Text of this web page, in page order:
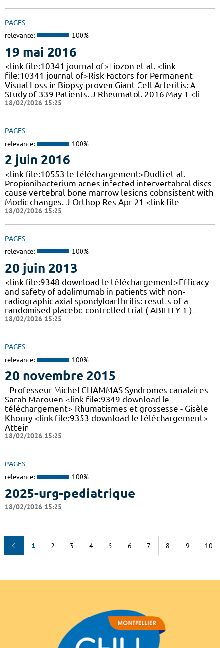
PAGES
relevance: 100%
19 mai 2016
<link file:10341 journal of>Liozon et al. <link
file:10341 journal of>Risk Factors for Permanent
Visual Loss in Biopsy-proven Giant Cell Arteritis: A
Study of 339 Patients. J Rheumatol. 2016 May 1 <li
18/02/2026 15:25
PAGES
relevance: 100%
2 juin 2016
<link file:10553 le téléchargement>Dudli et al.
Propionibacterium acnes infected intervertabral discs
cause vertebral bone marrow lesions cobnsistent with
Modic changes. J Orthop Res Apr 21 <link file
18/02/2026 15:25
PAGES
relevance: 100%
20 juin 2013
<link file:9348 download le téléchargement>Efficacy
and safety of adalimumab in patients with non-
radiographic axial spondyloarthritis: results of a
randomised placebo-controlled trial ( ABILITY-1 ).
18/02/2026 15:25
PAGES
relevance: 100%
20 novembre 2015
- Professeur Michel CHAMMAS Syndromes canalaires -
Sarah Marouen <link file:9349 download le
téléchargement> Rhumatismes et grossesse - Gisèle
Khoury <link file:9353 download le téléchargement>
Attein
18/02/2026 15:25
PAGES
relevance: 100%
2025-urg-pediatrique
18/02/2026 15:25
1 2 3 4 5 6 7 8 9 10